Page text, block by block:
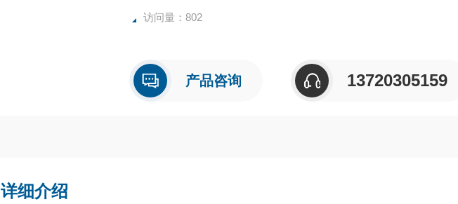
访问量：802
产品咨询 13720305159
详细介绍